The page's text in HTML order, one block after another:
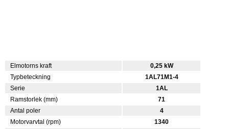
Elmotorns kraft
0,25 kW
Typbeteckning
1AL71M1-4
Serie
1AL
Ramstorlek (mm)
71
Antal poler
4
Motorvarvtal (rpm)
1340